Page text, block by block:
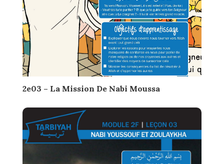
2e03 – La Mission De Nabi Moussa